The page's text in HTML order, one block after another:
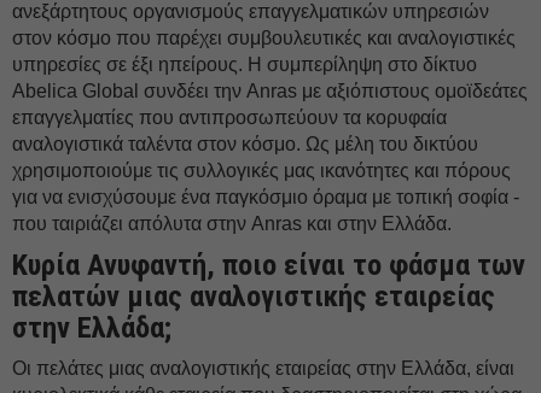
ανεξάρτητους οργανισμούς επαγγελματικών υπηρεσιών
στον κόσμο που παρέχει συμβουλευτικές και αναλογιστικές
υπηρεσίες σε έξι ηπείρους. Η συμπερίληψη στο δίκτυο
Abelica Global συνδέει την Anras με αξιόπιστους ομοϊδεάτες
επαγγελματίες που αντιπροσωπεύουν τα κορυφαία
αναλογιστικά ταλέντα στον κόσμο. Ως μέλη του δικτύου
χρησιμοποιούμε τις συλλογικές μας ικανότητες και πόρους
για να ενισχύσουμε ένα παγκόσμιο όραμα με τοπική σοφία -
που ταιριάζει απόλυτα στην Anras και στην Ελλάδα.
Κυρία Ανυφαντή, ποιο είναι το φάσμα των
πελατών μιας αναλογιστικής εταιρείας
στην Ελλάδα;
Οι πελάτες μιας αναλογιστικής εταιρείας στην Ελλάδα, είναι